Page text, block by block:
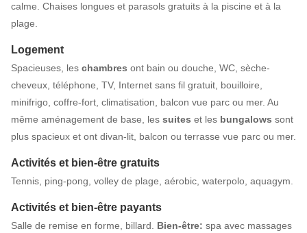
calme. Chaises longues et parasols gratuits à la piscine et à la
plage.
Logement
Spacieuses, les chambres ont bain ou douche, WC, sèche-
cheveux, téléphone, TV, Internet sans fil gratuit, bouilloire,
minifrigo, coffre-fort, climatisation, balcon vue parc ou mer. Au
même aménagement de base, les suites et les bungalows sont
plus spacieux et ont divan-lit, balcon ou terrasse vue parc ou mer.
Activités et bien-être gratuits
Tennis, ping-pong, volley de plage, aérobic, waterpolo, aquagym.
Activités et bien-être payants
Salle de remise en forme, billard. Bien-être: spa avec massages